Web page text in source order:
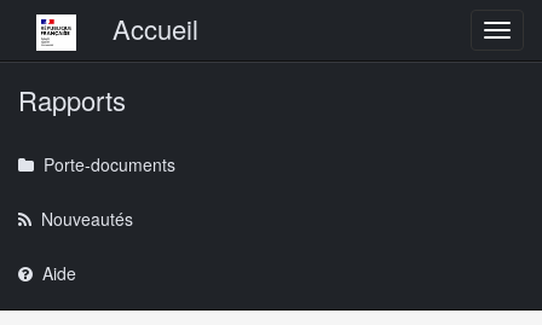
Menu principalAccueil
Rapports
Porte-documents
Nouveautés
Aide